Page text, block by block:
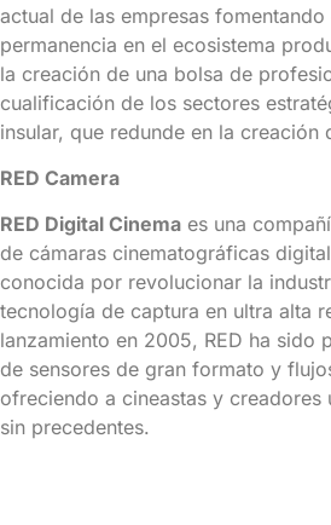
actual de las empresas
permanencia en el ecosistema
la creación de una bolsa de
cualificación de los sectores
insular, que redunde en la creación
RED Camera
RED Digital Cinema es una
de cámaras cinematográficas
conocida por revolucionar la
tecnología de captura en ultra alta
lanzamiento en 2005, RED ha sido
de sensores de gran formato y
ofreciendo a cineastas y creadores
sin precedentes.